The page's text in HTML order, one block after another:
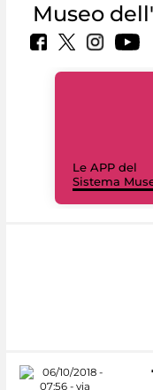
Museo
Le APP del
Sistema